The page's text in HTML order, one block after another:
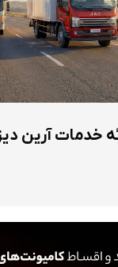
خدمات آرین